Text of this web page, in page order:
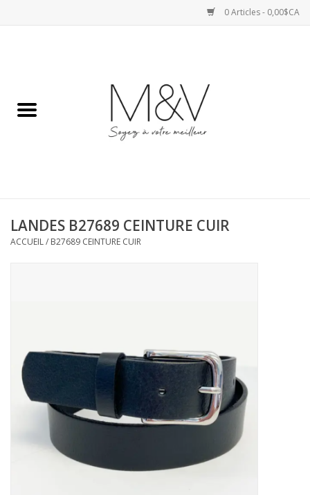
0 Articles - 0,00$CA
SPORTS
BAS
SOLDES
MAILLOTS DE BAIN
LANDES B27689 CEINTURE CUIR
ACCUEIL/ B27689 CEINTURE CUIR